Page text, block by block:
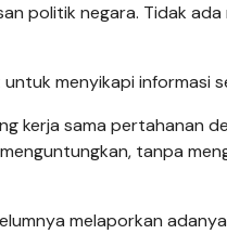
politik negara. Tidak
menyikapi informasi
kerja sama pertahanan
tanpa
melaporkan